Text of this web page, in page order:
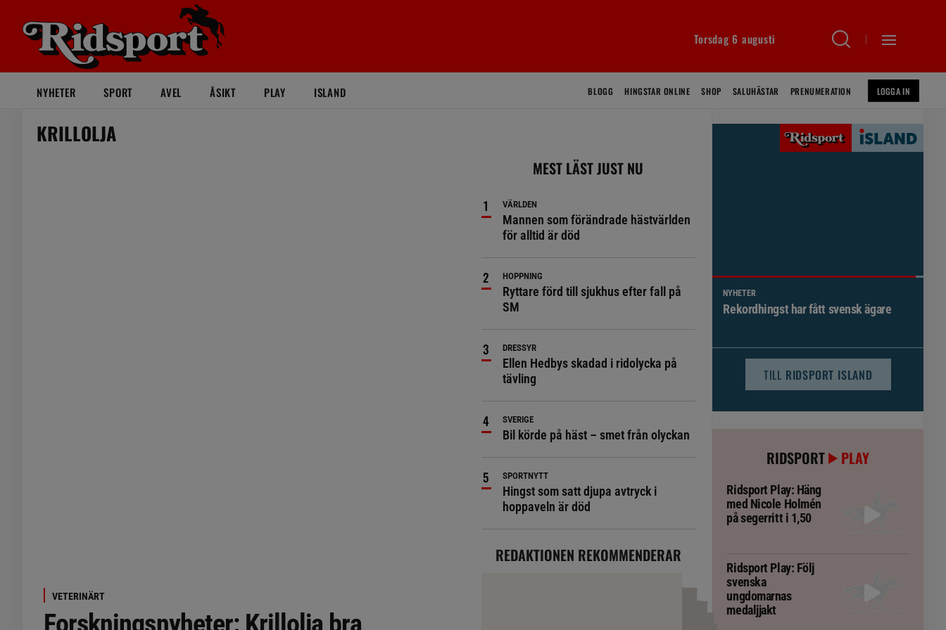
Torsdag 6 augusti
NYHETER SPORT AVEL ÅSIKT PLAY ISLAND BLOGG HINGSTAR ONLINE SHOP SALUHÄSTAR PRENUMERATION LOGGA IN
KRILLOLJA
VETERINÄRT
Forskningsnyheter: Krillolja bra
MEST LÄST JUST NU
VÄRLDEN
Mannen som förändrade hästvärlden
för alltid är död
HOPPNING
Ryttare förd till sjukhus efter fall på
SM
DRESSYR
Ellen Hedbys skadad i ridolycka på
tävling
SVERIGE
Bil körde på häst – smet från olyckan
SPORTNYTT
Hingst som satt djupa avtryck i
hoppaveln är död
REDAKTIONEN REKOMMENDERAR
NYHETER
Brett politiskt stöd för förändringar i
TILL RIDSPORT ISLAND
RIDSPORT PLAY
Ridsport Play: Häng
med Nicole Holmén
på segerritt i 1,50
Ridsport Play: Följ
svenska
ungdomarnas
medaljjakt